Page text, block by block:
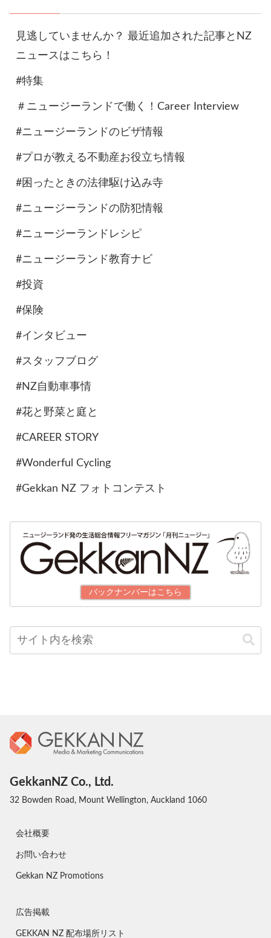
見逃していませんか？ 最近追加された記事とNZ
ニュースはこちら！
#特集
＃ニュージーランドで働く！Career Interview
#ニュージーランドのビザ情報
#プロが教える不動産お役立ち情報
#困ったときの法律駆け込み寺
#ニュージーランドの防犯情報
#ニュージーランドレシピ
#ニュージーランド教育ナビ
#投資
#保険
#インタビュー
#スタッフブログ
#NZ自動車事情
#花と野菜と庭と
#CAREER STORY
#Wonderful Cycling
#Gekkan NZ フォトコンテスト
バックナンバーはこちら
GekkanNZ Co., Ltd.
32 Bowden Road, Mount Wellington, Auckland 1060
会社概要
お問い合わせ
Gekkan NZ Promotions
広告掲載
GEKKAN NZ 配布場所リスト